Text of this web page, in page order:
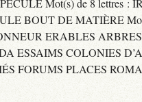
Mot(s) de 8 lettres :
BOUT DE MATIÈRE
ERABLES ARBRES
ESSAIMS COLONIES
FORUMS PLACES